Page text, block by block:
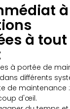
à tout
à portée de
différents
de maintenance
d'œil.